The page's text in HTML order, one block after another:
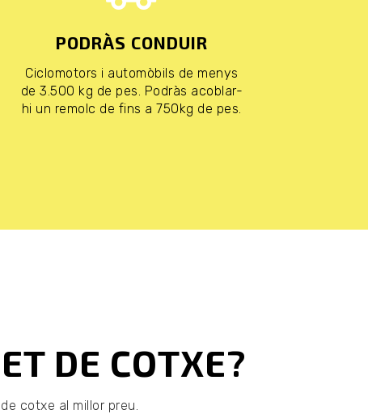
PODRÀS CONDUIR
Ciclomotors i automòbils de menys
de 3.500 kg de pes. Podràs acoblar-
hi un remolc de fins a 750kg de pes.
DE COTXE?
cotxe al millor preu.